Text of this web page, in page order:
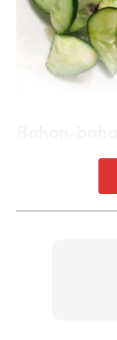
2. 1/8 sengkuang